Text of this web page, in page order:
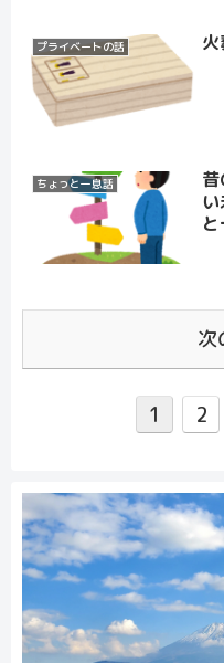
プライベートの話
ちょっと一息話
と
次
1 2